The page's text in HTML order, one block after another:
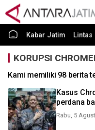
Kabar Jatim Lintas
KORUPSI
Kami memiliki 98 berita
Kasus
perdana
Rabu, 5